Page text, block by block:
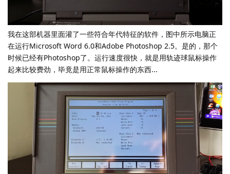
我在这部机器里面灌了一些符合年代特征的软件，图中所示电脑正
在运行Microsoft Word 6.0和Adobe Photoshop 2.5。是的，那个
时候已经有Photoshop了。运行速度很快，就是用轨迹球鼠标操作
起来比较费劲，毕竟是用正常鼠标操作的东西...